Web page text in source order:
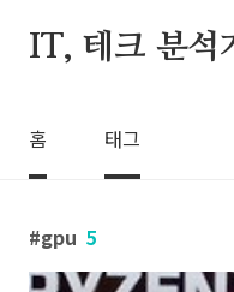
IT, 테크 분석
홈 태그
gpu 5